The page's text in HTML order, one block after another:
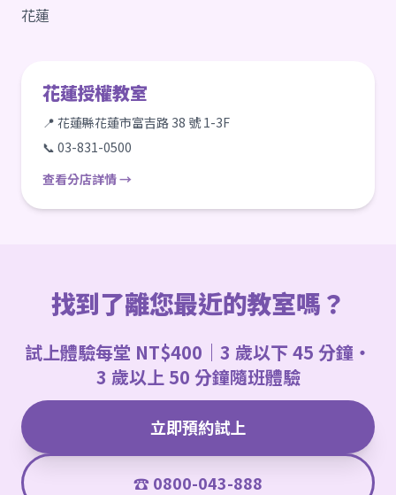
花蓮
花蓮授權教室
📍 花蓮縣花蓮市富吉路 38 號 1-3F
📞 03-831-0500
查看分店詳情 →
找到了離您最近的教室嗎？
試上體驗每堂 NT$400｜3 歲以下 45 分鐘・
3 歲以上 50 分鐘隨班體驗
立即預約試上
☎ 0800-043-888